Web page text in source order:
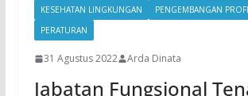
KESEHATAN LINGKUNGAN
PENGEMBANGAN
PERATURAN
31 Agustus 2022 Arda Dinata
Jabatan Fungsional